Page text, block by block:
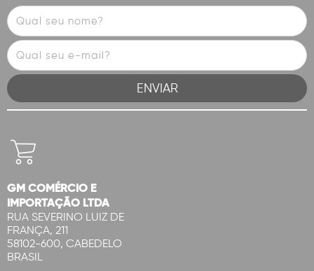
GM COMÉRCIO E
IMPORTAÇÃO LTDA
RUA SEVERINO LUIZ DE
FRANÇA, 211
58102-600, CABEDELO
BRASIL